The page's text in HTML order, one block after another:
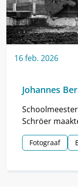
16feb. 2026
Johannes
Schröer
haarscherpe
Schoonebeek.
Fotograaf